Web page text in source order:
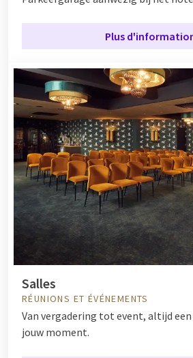
Plus
Salles
RÉUNIONS ET ÉVÉNEMENTS
Van vergadering tot event, altijd
jouw moment.